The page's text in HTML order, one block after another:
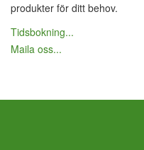
produkter för ditt behov.
Tidsbokning...
Maila oss...